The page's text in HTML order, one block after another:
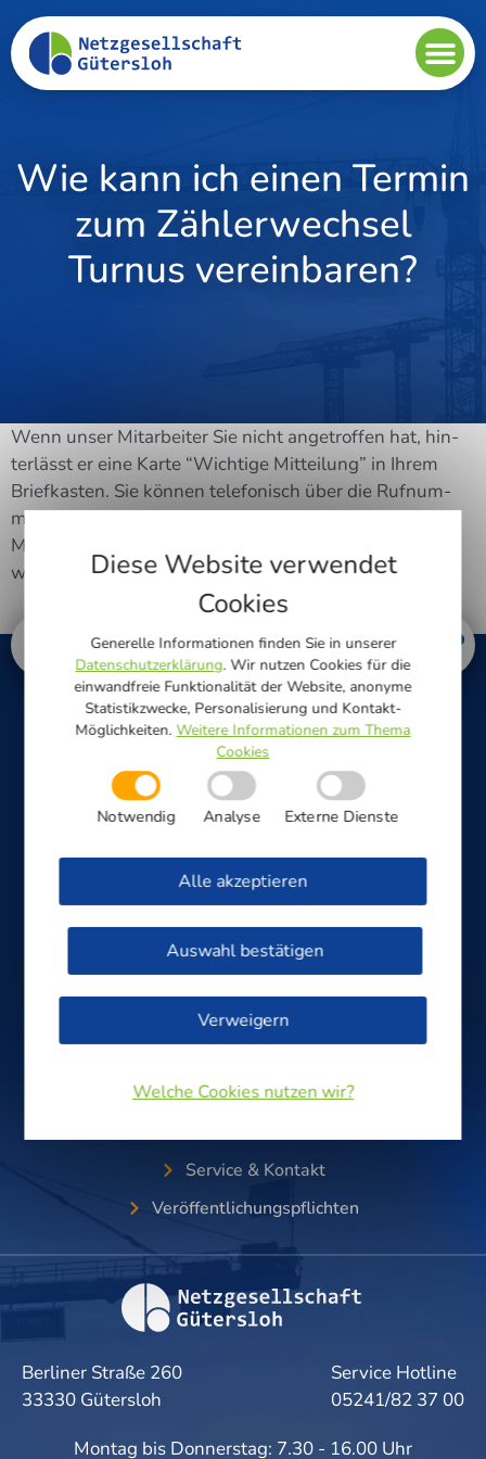
Wie kann ich einen Termin
zum Zählerwechsel
Turnus vereinbaren?
Wenn unser Mit­ar­bei­ter Sie nicht ange­trof­fen hat, hin­
ter­lässt er eine Kar­te “Wich­ti­ge Mit­tei­lung” in Ihrem
Brief­kas­ten. Sie kön­nen tele­fo­nisch über die Ruf­num­
mer 05241 82–3800 (Aus­wahl 5) oder per E‑Mail an
MSB-Termine@netze-gt.de einen Ter­min zum Zäh­ler­
wech­sel Tur­nus vereinbaren.
Strom & Straßenbeleuchtung
0800/0 33 00 10
Gas & Wasser
0800/0 33 00 20
Service & Kontakt
Veröffentlichungspflichten
Berliner Straße 260
33330 Gütersloh
Service Hotline
05241/82 37 00
Montag bis Donnerstag: 7.30 - 16.00 Uhr
Diese Website verwendet
Cookies
Generelle Informationen finden Sie in unserer
Datenschutzerklärung. Wir nutzen Cookies für die
einwandfreie Funktionalität der Website, anonyme
Statistikzwecke, Personalisierung und Kontakt-
Möglichkeiten.Weitere Informationen zum Thema
Cookies
Notwendig Analyse Externe Dienste
Auswahl bestätigen
Verweigern
Alle akzeptieren
Welche Cookies nutzen wir?